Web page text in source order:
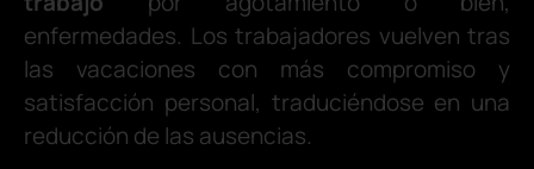
enfermedades. Los trabajadores vuelven tras
las vacaciones con más compromiso y
satisfacción personal, traduciéndose en una
reducción de las ausencias.